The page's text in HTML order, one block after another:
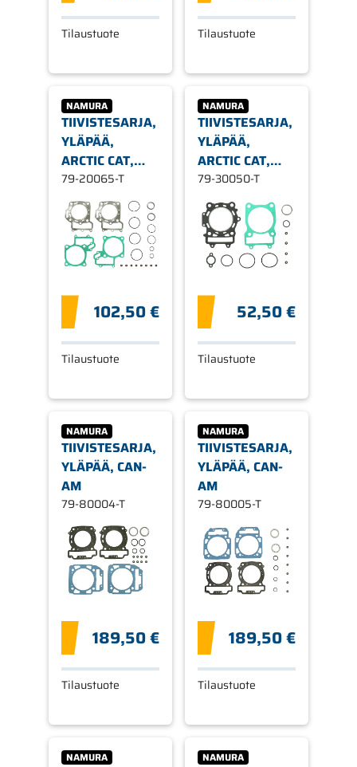
Tilaustuote Tilaustuote
NAMURA
TIIVISTESARJA,
YLÄPÄÄ,
ARCTIC CAT,
SUZUKI
79-20065-T
102,50 €
Tilaustuote
NAMURA
TIIVISTESARJA,
YLÄPÄÄ,
ARCTIC CAT,
SUZUKI
79-30050-T
52,50 €
Tilaustuote
NAMURA
TIIVISTESARJA,
YLÄPÄÄ, CAN-
AM
79-80004-T
189,50 €
Tilaustuote
NAMURA
TIIVISTESARJA,
YLÄPÄÄ, CAN-
AM
79-80005-T
189,50 €
Tilaustuote
NAMURA NAMURA